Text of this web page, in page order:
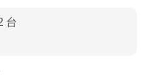
台